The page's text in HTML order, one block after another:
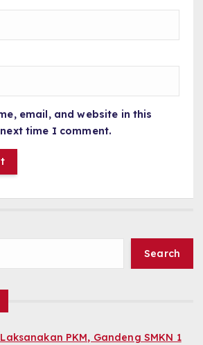
email, and website in this
time I comment.
Search
PKM, Gandeng SMKN 1